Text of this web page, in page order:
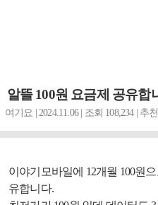
알뜰 100원 요금제 공유합
여기요 | 2024.11.06 | 조회 108,234 | 추
이야기모바일에 12개월 100원
유합니다.